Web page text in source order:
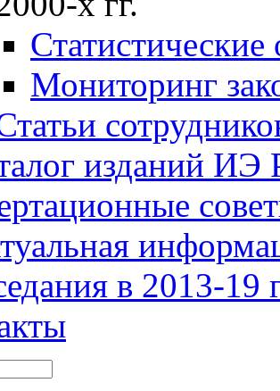
Мониторинг
изданий ИЭ
в 2013-19